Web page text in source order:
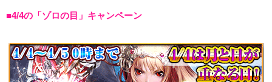
■4/4の「ゾロの目」キャンペーン